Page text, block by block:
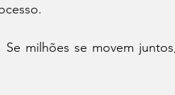
milhões se movem